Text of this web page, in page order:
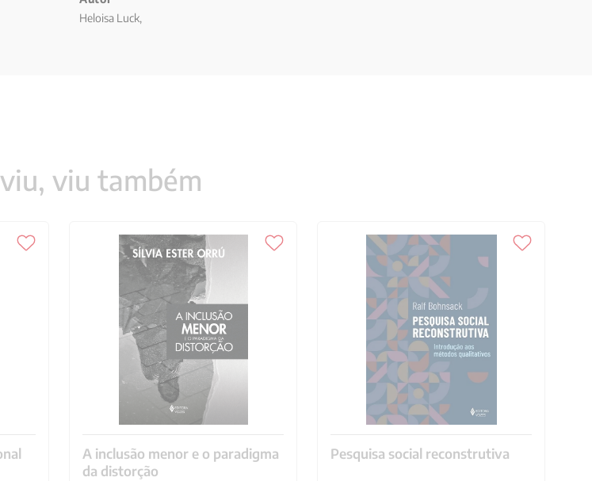
Heloisa Luck,
viu também
A inclusão menor e o paradigma
da distorção
Pesquisa social reconstrutiva